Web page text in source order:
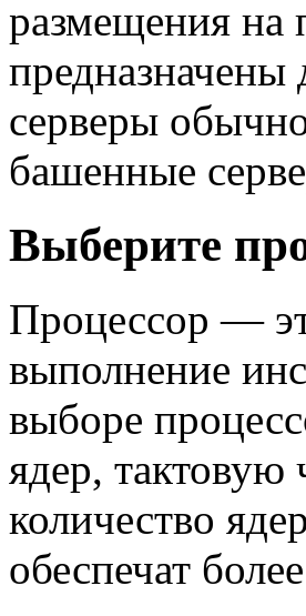
размещения на
предназначены
серверы
башенные
Выберите
Процессор —
выполнение
выборе
ядер,
количество
обеспечат